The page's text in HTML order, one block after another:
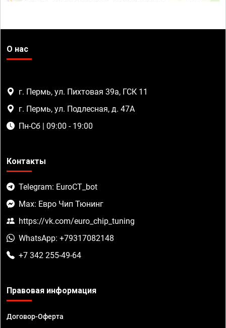
О нас
г. Пермь, ул. Пихтовая 39а, ГСК 11
г. Пермь, ул. Подлесная, д. 47А
Пн-Сб | 09:00 - 19:00
Контакты
Telegram: EuroCT_bot
Max: Евро Чип Тюнинг
https://vk.com/euro_chip_tuning
WhatsApp: +79317082148
+7 342 255-49-64
Правовая информация
Договор-Оферта